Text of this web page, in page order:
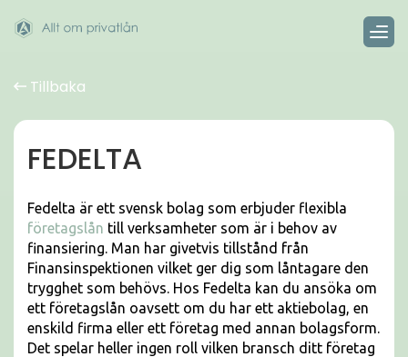
Tillbaka
FEDELTA
Fedelta är ett svensk bolag som erbjuder flexibla
företagslån till verksamheter som är i behov av
finansiering. Man har givetvis tillstånd från
Finansinspektionen vilket ger dig som låntagare den
trygghet som behövs. Hos Fedelta kan du ansöka om
ett företagslån oavsett om du har ett aktiebolag, en
enskild firma eller ett företag med annan bolagsform.
Det spelar heller ingen roll vilken bransch ditt företag